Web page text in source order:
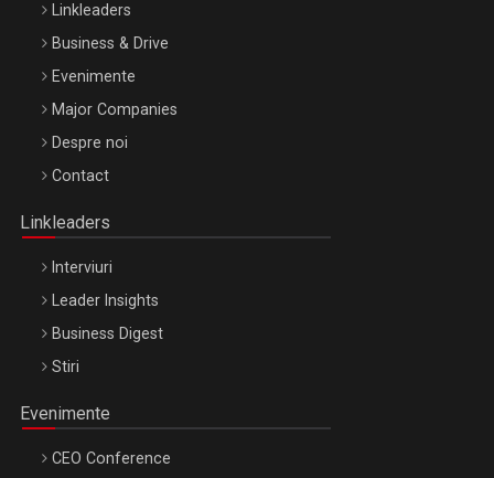
Be Inspired. Make it Happen!, ARTEMIS LETO, ORADEA, 8
Octombrie
Linkleaders
Business & Drive
Evenimente
Major Companies
Despre noi
Contact
Linkleaders
Interviuri
Leader Insights
Business Digest
Stiri
Evenimente
CEO Conference